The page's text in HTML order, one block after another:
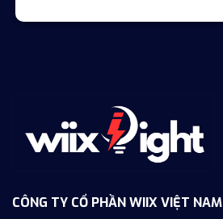
CÔNG TY CỔ PHẦN WIIX VIỆT NAM